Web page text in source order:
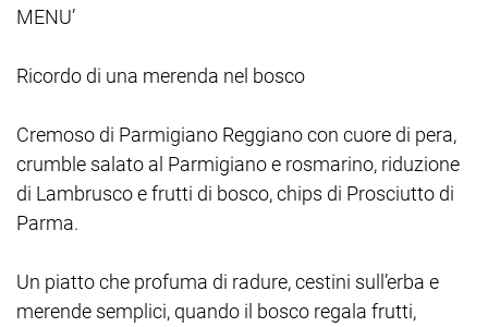
MENU’
Ricordo di una merenda nel bosco
Cremoso di Parmigiano Reggiano con cuore di pera,
crumble salato al Parmigiano e rosmarino, riduzione
di Lambrusco e frutti di bosco, chips di Prosciutto di
Parma.
Un piatto che profuma di radure, cestini sull’erba e
merende semplici, quando il bosco regala frutti,